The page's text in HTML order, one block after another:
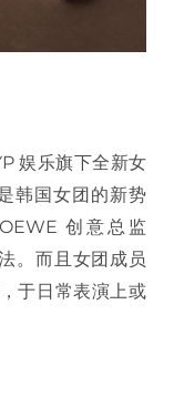
娱乐旗下全新女
韩国女团的新势
创意总监
。而且女团成员
于日常表演上或